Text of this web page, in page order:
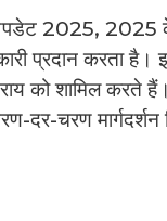
2025, 2025 के
प्रदान करता
को शामिल करते
दर-चरण मार्गदर्शन